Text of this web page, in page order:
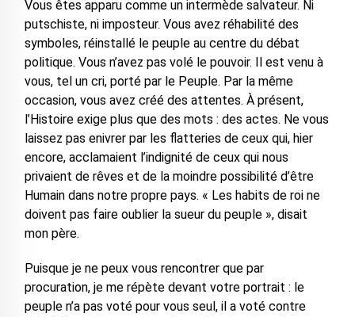
Vous êtes apparu comme un intermède salvateur. Ni
putschiste, ni imposteur. Vous avez réhabilité des
symboles, réinstallé le peuple au centre du débat
politique. Vous n’avez pas volé le pouvoir. Il est venu à
vous, tel un cri, porté par le Peuple. Par la même
occasion, vous avez créé des attentes. À présent,
l’Histoire exige plus que des mots : des actes. Ne vous
laissez pas enivrer par les flatteries de ceux qui, hier
encore, acclamaient l’indignité de ceux qui nous
privaient de rêves et de la moindre possibilité d’être
Humain dans notre propre pays. « Les habits de roi ne
doivent pas faire oublier la sueur du peuple », disait
mon père.
Puisque je ne peux vous rencontrer que par
procuration, je me répète devant votre portrait : le
peuple n’a pas voté pour vous seul, il a voté contre